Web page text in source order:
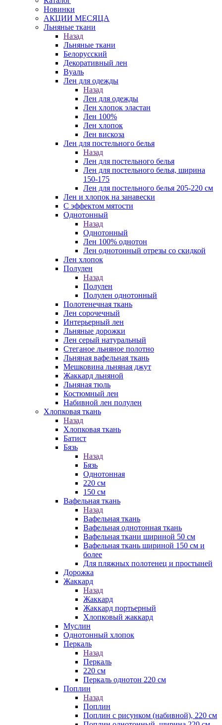
Новинки
АКЦИИ МЕСЯЦА
Льняные ткани
Назад
Льняные ткани
Белорусский
Декоративный лен
Вуаль
Лен для одежды
Назад
Лен для одежды
Лен хлопок эластан
Лен 100%
Лен хлопок
Лен вискоза
Лен для постельного белья
Назад
Лен для постельного белья
Лен для постельного белья, ширина
150-175
Лен для постельного белья 205-220 см
Лен и хлопок на занавески
С эффектом мятости
Однотонный
Назад
Однотонный
Лен 100% однотон
Лен однотонный отрезы со скидкой
Лен хлопок
Полулен
Назад
Полулен
Полулен однотонный
Полотенечная ткань
Лен сорочечный
Интерьерный лен
Льняные дорожки
Лен серый натуральный
Стеганое льняное полотно
Льняная вафельная ткань
Мешковина льняная джут
Жаккард льняной
Льняная тюль
Костюмный лен
Набивной лен полулен
Хлопковая ткань
Назад
Хлопковая ткань
Батист
Бязь
Назад
Бязь
Однотонная
220 см
150 см
Вафельная ткань
Назад
Вафельная ткань
Вафельная однотонная ткань
Вафельная ткани шириной 50 см
Вафельная ткань шириной 150 см и
более
Для пляжных полотенец и простыней
Дорожка
Жаккард
Назад
Жаккард
Жаккард портьерный
Хлопковый жаккард
Муслин
Однотонный хлопок
Перкаль
Назад
Перкаль
220 см
Перкаль однотон 220 см
Поплин
Назад
Поплин
Поплин с рисунком (набивной), 220 см